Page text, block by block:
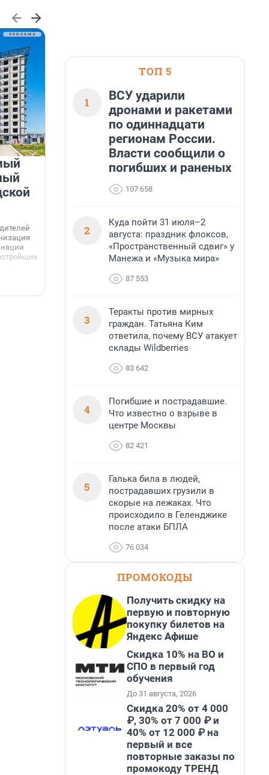
«Лучший проект КРТ»
Ленобласти — микрорайон
«Город Звёзд»
«Лучшая строительная организация 2025 года»
в номинации «За лучший проект комплексного
развития территорий» стал жилой микрорайон
«Город Звёзд».
6 августа, 16:07
ТОП 5
1
ВСУ ударили
дронами и ракетами
по одиннадцати
регионам России.
Власти сообщили о
погибших и раненых
107 658
2
Куда пойти 31 июля–2
августа: праздник флоксов,
«Пространственный сдвиг» у
Манежа и «Музыка мира»
87 553
3
Теракты против мирных
граждан. Татьяна Ким
ответила, почему ВСУ атакует
склады Wildberries
83 642
4
Погибшие и пострадавшие.
Что известно о взрыве в
центре Москвы
82 421
5
Галька била в людей,
пострадавших грузили в
скорые на лежаках. Что
происходило в Геленджике
после атаки БПЛА
76 034
ПРОМОКОДЫ
Получить скидку на
первую и повторную
покупку билетов на
Яндекс Афише
Скидка 10% на ВО и
СПО в первый год
обучения
До 31 августа, 2026
Скидка 20% от 4 000
₽, 30% от 7 000 ₽ и
40% от 12 000 ₽ на
первый и все
повторные заказы по
промокоду ТРЕНД